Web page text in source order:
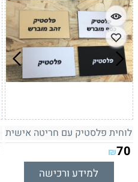
לוחית פלסטיק עם חריטה אישית
₪70
למידע ורכישה